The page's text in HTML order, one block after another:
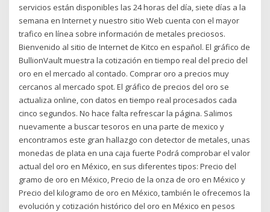
servicios están disponibles las 24 horas del día, siete días a la
semana en Internet y nuestro sitio Web cuenta con el mayor
trafico en línea sobre información de metales preciosos.
Bienvenido al sitio de Internet de Kitco en español. El gráfico de
BullionVault muestra la cotización en tiempo real del precio del
oro en el mercado al contado. Comprar oro a precios muy
cercanos al mercado spot. El gráfico de precios del oro se
actualiza online, con datos en tiempo real procesados cada
cinco segundos. No hace falta refrescar la página. Salimos
nuevamente a buscar tesoros en una parte de mexico y
encontramos este gran hallazgo con detector de metales, unas
monedas de plata en una caja fuerte Podrá comprobar el valor
actual del oro en México, en sus diferentes tipos: Precio del
gramo de oro en México, Precio de la onza de oro en México y
Precio del kilogramo de oro en México, también le ofrecemos la
evolución y cotización histórico del oro en México en pesos